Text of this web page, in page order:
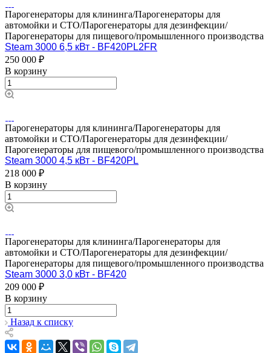
Парогенераторы для клининга/Парогенераторы для
автомойки и СТО/Парогенераторы для дезинфекции/
Парогенераторы для пищевого/промышленного производства
Steam 3000 6,5 кВт - BF420PL2FR
250 000 ₽
В корзину
Парогенераторы для клининга/Парогенераторы для
автомойки и СТО/Парогенераторы для дезинфекции/
Парогенераторы для пищевого/промышленного производства
Steam 3000 4,5 кВт - BF420PL
218 000 ₽
В корзину
Парогенераторы для клининга/Парогенераторы для
автомойки и СТО/Парогенераторы для дезинфекции/
Парогенераторы для пищевого/промышленного производства
Steam 3000 3,0 кВт - BF420
209 000 ₽
В корзину
Назад к списку